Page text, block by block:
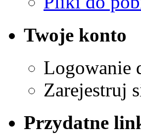
Twoje konto
Logowanie
Zarejestruj
Przydatne